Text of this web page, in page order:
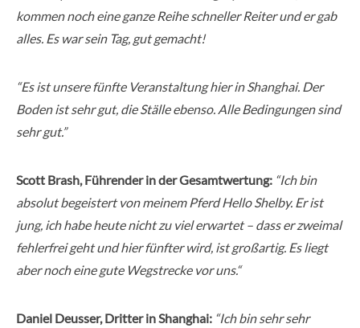
kommen noch eine ganze Reihe schneller Reiter und er gab
alles. Es war sein Tag, gut gemacht!
“Es ist unsere fünfte Veranstaltung hier in Shanghai. Der
Boden ist sehr gut, die Ställe ebenso. Alle Bedingungen sind
sehr gut.”
Scott Brash, Führender in der Gesamtwertung: “Ich bin
absolut begeistert von meinem Pferd Hello Shelby. Er ist
jung, ich habe heute nicht zu viel erwartet – dass er zweimal
fehlerfrei geht und hier fünfter wird, ist großartig. Es liegt
aber noch eine gute Wegstrecke vor uns.“
Daniel Deusser, Dritter in Shanghai: “Ich bin sehr sehr